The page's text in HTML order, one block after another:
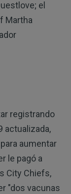
el
Martha
registrando
actualizada,
aumentar
le pagó a
City Chiefs,
"dos vacunas